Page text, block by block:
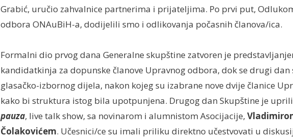
Grabić, uručio zahvalnice partnerima i prijateljima. Po prvi put,
odbora ONAuBiH-a, dodijelili smo i odlikovanja počasnih članova/ica.
Formalni dio prvog dana Generalne skupštine zatvoren je
kandidatkinja za dopunske članove Upravnog odbora, dok se drugi dan
glasačko-izbornog dijela, nakon kojeg su izabrane nove dvije članice
kako bi struktura istog bila upotpunjena. Drugog dan Skupštine je
pauza, live talk show, sa novinarom i alumnistom Asocijacije,
Čolakovićem. Učesnici/ce su imali priliku direktno učestvovati u